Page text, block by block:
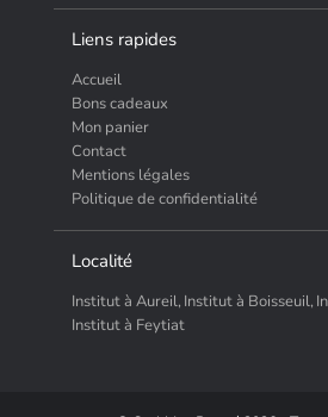
Liens rapides
Accueil
Bons cadeaux
Mon panier
Contact
Mentions légales
Politique de confidentialité
Localité
Institut à Aureil, Institut à Boisseuil,
Institut à Feytiat